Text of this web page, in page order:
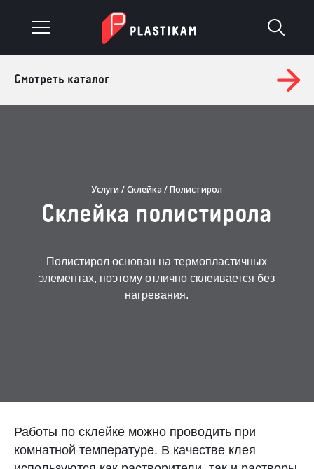
Изделия на заказ
Оплата и доставка
Смотреть каталог
Услуги /Склейка / Полистирол
Склейка полистирола
Полистирол основан на термопластичных
элементах, поэтому отлично склеивается без
нагревания.
Работы по склейке можно проводить при
комнатной температуре. В качестве клея